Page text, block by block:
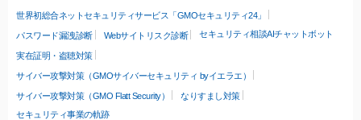
世界初総合ネットセキュリティサービス「GMOセキュリティ24」
パスワード漏洩診断 Webサイトリスク診断 セキュリティ相談AIチャットボット
実在証明・盗聴対策
サイバー攻撃対策（GMOサイバーセキュリティ byイエラエ）
サイバー攻撃対策（GMO Flatt Security）
なりすまし対策
セキュリティ事業の軌跡